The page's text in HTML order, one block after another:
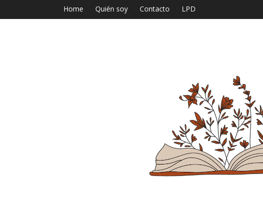
Home Quién soy Contacto LPD